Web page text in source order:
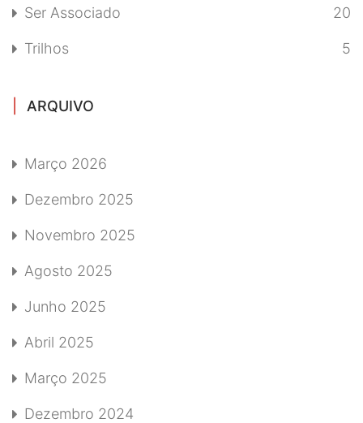
Ser Associado 20
Trilhos 5
ARQUIVO
Março 2026
Dezembro 2025
Novembro 2025
Agosto 2025
Junho 2025
Abril 2025
Março 2025
Dezembro 2024